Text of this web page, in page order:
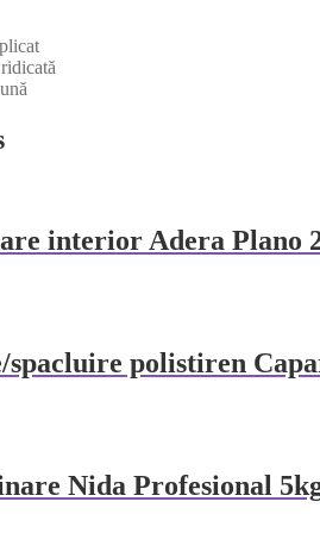
interior Adera Plano
polistiren
Nida Profesional